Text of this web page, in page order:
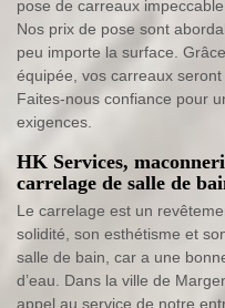
pose de carreaux
Nos prix de pose sont
peu importe la surface.
équipée, vos carreaux
Faites-nous confiance pour
exigences.
HK Services,
carrelage de salle de
Le carrelage est un
solidité, son esthétisme et
salle de bain, car a une
d’eau. Dans la ville de
appel au service de notre